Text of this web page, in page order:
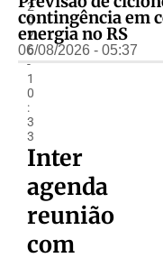
2
0
2
6
-
1
0
:
3
3
Inter
agenda
reunião
com
contingência em
energia no RS
06/08/2026 - 05:37